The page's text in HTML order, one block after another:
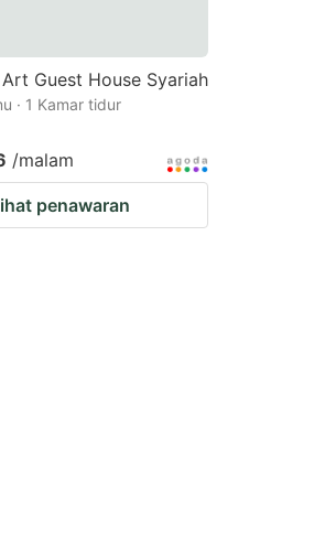
Guest House Syariah
· 1 Kamar tidur
/malam
penawaran